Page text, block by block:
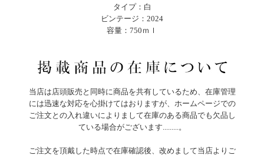
タイプ：白
ビンテージ：2024
容量：750ｍｌ
当店は店頭販売と同時に商品を共有しているため、在庫管理
には迅速な対応を心掛けてはおりますが、ホームページでの
ご注文との入れ違いによりまして在庫のある商品でも欠品し
ている場合がございます.........。
ご注文を頂戴した時点で在庫確認後、改めまして当店よりご